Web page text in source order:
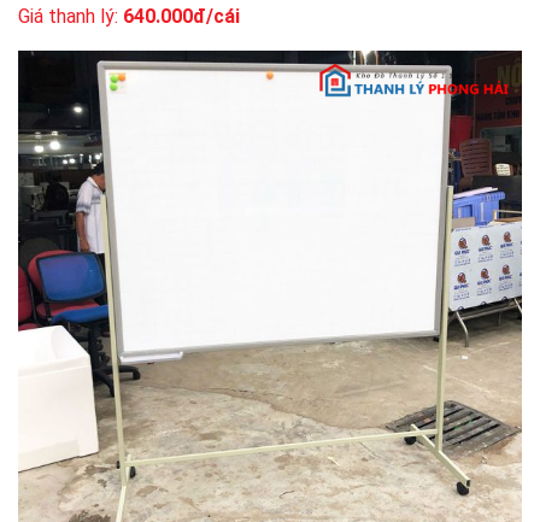
Giá thanh lý: 640.000đ/cái